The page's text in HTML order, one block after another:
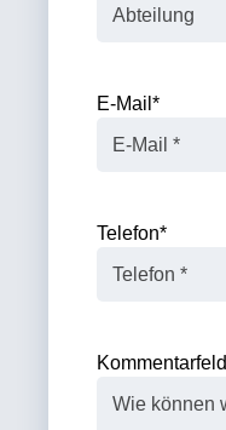
E-Mail *
Telefon*
Kommentarfeld